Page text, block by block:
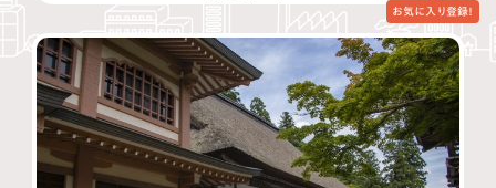
お気に入り登録！